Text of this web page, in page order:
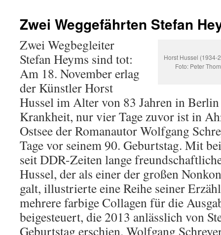
Zwei Weggefährten Stefan
Horst Hussel (1934-
Foto: Peter
Zwei Wegbegleiter
Stefan Heyms sind tot:
Am 18. November erlag
der Künstler Horst
Hussel im Alter von 83 Jahren in
Krankheit, nur vier Tage zuvor ist in
Ostsee der Romanautor Wolfgang
Tage vor seinem 90. Geburtstag. Mit
seit DDR-Zeiten lange
Hussel, der als einer der großen
galt, illustrierte eine Reihe seiner
mehrere farbige Collagen für die
beigesteuert, die 2013 anlässlich von
Geburtstag erschien. Wolfgang